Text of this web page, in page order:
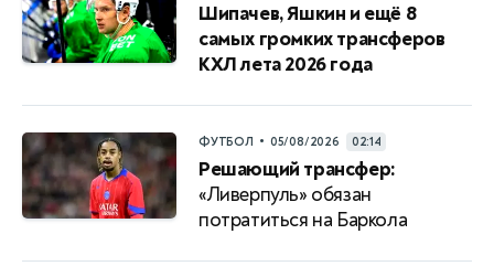
Шипачев, Яшкин и ещё 8
самых громких трансферов
КХЛ лета 2026 года
ФУТБОЛ • 05/08/2026 02:14
Решающий трансфер:
«Ливерпуль» обязан
потратиться на Баркола